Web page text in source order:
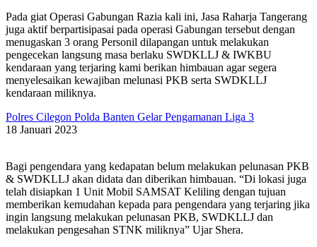
Pada giat Operasi Gabungan Razia kali ini, Jasa Raharja Tangerang
juga aktif berpartisipasai pada operasi Gabungan tersebut dengan
menugaskan 3 orang Personil dilapangan untuk melakukan
pengecekan langsung masa berlaku SWDKLLJ & IWKBU
kendaraan yang terjaring kami berikan himbauan agar segera
menyelesaikan kewajiban melunasi PKB serta SWDKLLJ
kendaraan miliknya.
Polres Cilegon Polda Banten Gelar Pengamanan Liga 3
18 Januari 2023
Bagi pengendara yang kedapatan belum melakukan pelunasan PKB
& SWDKLLJ akan didata dan diberikan himbauan. “Di lokasi juga
telah disiapkan 1 Unit Mobil SAMSAT Keliling dengan tujuan
memberikan kemudahan kepada para pengendara yang terjaring jika
ingin langsung melakukan pelunasan PKB, SWDKLLJ dan
melakukan pengesahan STNK miliknya” Ujar Shera.